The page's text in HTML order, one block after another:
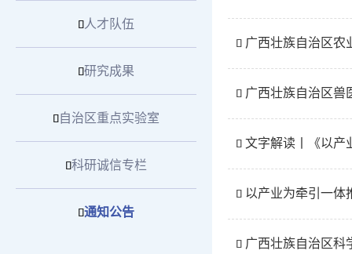
 人才队伍
研究成果
 自治区重点实验室
科研诚信专栏
通知公告
 广西壮族自治区农
 广西壮族自治区兽
 文字解读丨《以产
 以产业为牵引一体
 广西壮族自治区科